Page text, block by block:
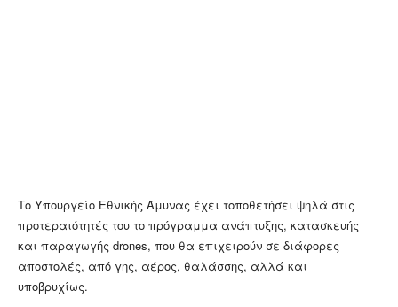
Το Υπουργείο Εθνικής Άμυνας έχει τοποθετήσει ψηλά στις
προτεραιότητές του το πρόγραμμα ανάπτυξης, κατασκευής
και παραγωγής drones, που θα επιχειρούν σε διάφορες
αποστολές, από γης, αέρος, θαλάσσης, αλλά και
υποβρυχίως.